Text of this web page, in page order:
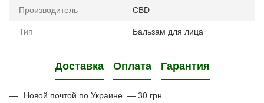
Производитель CBD
Тип Бальзам для лица
Доставка Оплата Гарантия
Новой почтой по Украине — 30 грн.